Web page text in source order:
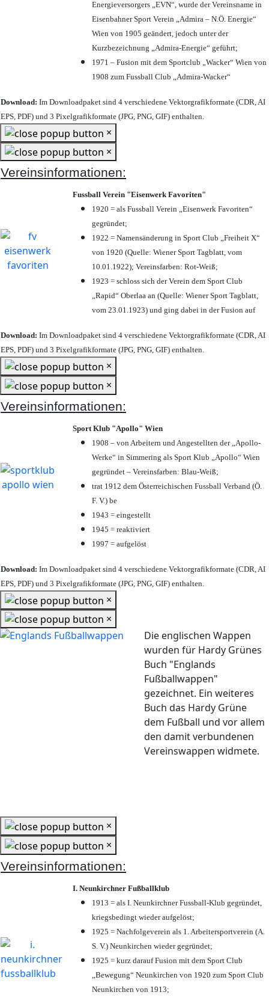
Energieversorgers „EVN“, wurde der Vereinsname in
Eisenbahner Sport Verein „Admira – N.Ö. Energie“
Wien von 1905 geändert, jedoch unter der
Kurzbezeichnung „Admira-Energie“ geführt;
1971 – Fusion mit dem Sportclub „Wacker“ Wien von
1908 zum Fussball Club „Admira-Wacker“
Download: Im Downloadpaket sind 4 verschiedene Vektorgrafikformate (CDR, AI
EPS, PDF) und 3 Pixelgrafikformate (JPG, PNG, GIF) enthalten.
×
×
Vereinsinformationen:
Fussball Verein "Eisenwerk Favoriten"
1920 = als Fussball Verein „Eisenwerk Favoriten“
gegründet;
1922 = Namensänderung in Sport Club „Freiheit X“
von 1920 (Quelle: Wiener Sport Tagblatt, vom
10.01.1922); Vereinsfarben: Rot-Weiß;
1923 = schloss sich der Verein dem Sport Club
„Rapid“ Oberlaa an (Quelle: Wiener Sport Tagblatt,
vom 23.01.1923) und ging dabei in der Fusion auf
Download: Im Downloadpaket sind 4 verschiedene Vektorgrafikformate (CDR, AI
EPS, PDF) und 3 Pixelgrafikformate (JPG, PNG, GIF) enthalten.
×
×
Vereinsinformationen:
Sport Klub "Apollo" Wien
1908 – von Arbeitern und Angestellten der „Apollo-
Werke“ in Simmering als Sport Klub „Apollo“ Wien
gegründet – Vereinsfarben: Blau-Weiß;
trat 1912 dem Österreichischen Fussball Verband (Ö.
F. V.) be
1943 = eingestellt
1945 = reaktiviert
1997 = aufgelöst
Download: Im Downloadpaket sind 4 verschiedene Vektorgrafikformate (CDR, AI
EPS, PDF) und 3 Pixelgrafikformate (JPG, PNG, GIF) enthalten.
×
×
Die englischen Wappen
wurden für Hardy Grünes
Buch "Englands
Fußballwappen"
gezeichnet. Ein weiteres
Buch das Hardy Grüne
dem Fußball und vor allem
den damit verbundenen
Vereinswappen widmete.
×
×
Vereinsinformationen:
I. Neunkirchner Fußballklub
1913 = als I. Neunkirchner Fussball-Klub gegründet,
kriegsbedingt wieder aufgelöst;
1925 = Nachfolgeverein als 1. Arbeitersportverein (A.
S. V.) Neunkirchen wieder gegründet;
1925 = kurz darauf Fusion mit dem Sport Club
„Bewegung“ Neunkirchen von 1920 zum Sport Club
Neunkirchen von 1913;